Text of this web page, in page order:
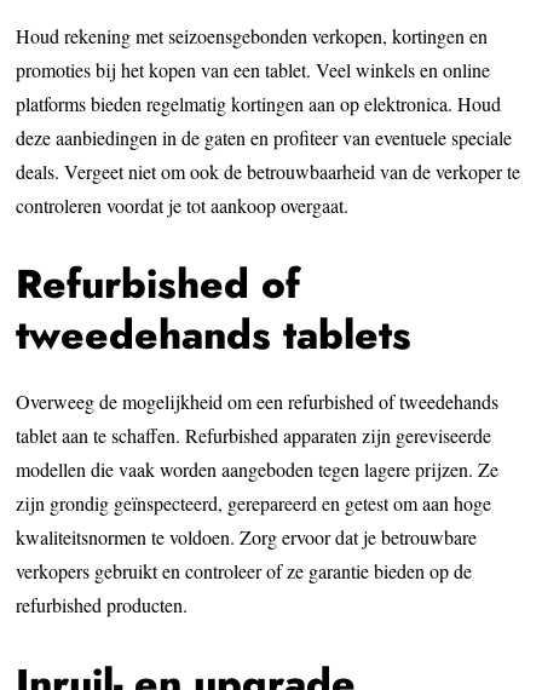
Houd rekening met seizoensgebonden verkopen, kortingen en
promoties bij het kopen van een tablet. Veel winkels en online
platforms bieden regelmatig kortingen aan op elektronica. Houd
deze aanbiedingen in de gaten en profiteer van eventuele speciale
deals. Vergeet niet om ook de betrouwbaarheid van de verkoper te
controleren voordat je tot aankoop overgaat.
Refurbished of
tweedehands tablets
Overweeg de mogelijkheid om een refurbished of tweedehands
tablet aan te schaffen. Refurbished apparaten zijn gereviseerde
modellen die vaak worden aangeboden tegen lagere prijzen. Ze
zijn grondig geïnspecteerd, gerepareerd en getest om aan hoge
kwaliteitsnormen te voldoen. Zorg ervoor dat je betrouwbare
verkopers gebruikt en controleer of ze garantie bieden op de
refurbished producten.